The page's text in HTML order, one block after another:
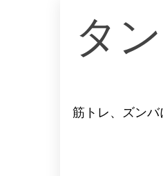
タ
筋トレ、ズン